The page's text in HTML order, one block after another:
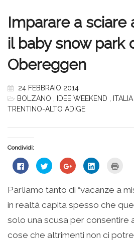
Imparare a sciare
il baby snow park
Obereggen
24 FEBBRAIO 2014
BOLZANO
IDEE WEEKEND ITALIA
TRENTINO-ALTO ADIGE
Condividi:
Fai
clic
su
Facebook
(Si
apre
una
nuova
finestra)
Fai
clic
condividere
su
Twitter
(Si
apre
in
una
nuova
finestra)
Fai
clic
condividere
su
(Si
apre
in
una
nuova
finestra)
Fai
clic
condividere
su
LinkedIn
(Si
in
una
nuova
finestra)
(Si
in
una
Parliamo tanto di “vacanze a
in realtà capita spesso che
solo una scusa per consentire
cose che altrimenti non ci